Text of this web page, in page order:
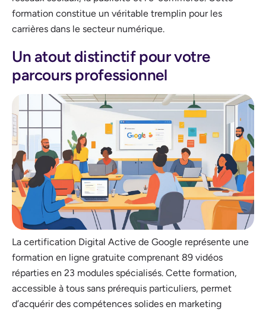
formation constitue un véritable tremplin pour les
carrières dans le secteur numérique.
Un atout distinctif pour votre
parcours professionnel
La certification Digital Active de Google représente une
formation en ligne gratuite comprenant 89 vidéos
réparties en 23 modules spécialisés. Cette formation,
accessible à tous sans prérequis particuliers, permet
d’acquérir des compétences solides en marketing